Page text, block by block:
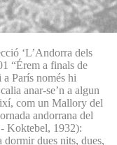
‘L’Andorra dels
“Érem a finals de
a París només hi
anar-se’n a algun
com un Mallory del
andorrana del
Koktebel, 1932):
dormir dues nits, dues,